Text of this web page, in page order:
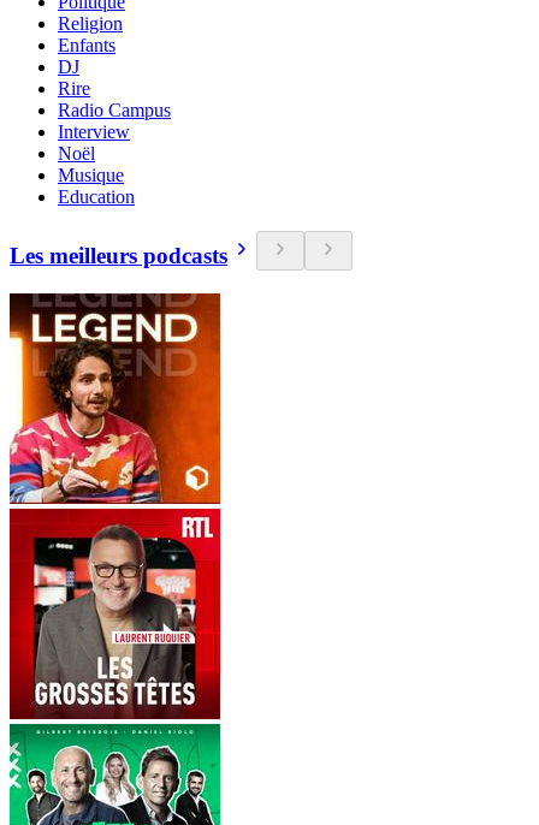
Religion
Enfants
DJ
Rire
Radio Campus
Interview
Noël
Musique
Education
Les meilleurs podcasts